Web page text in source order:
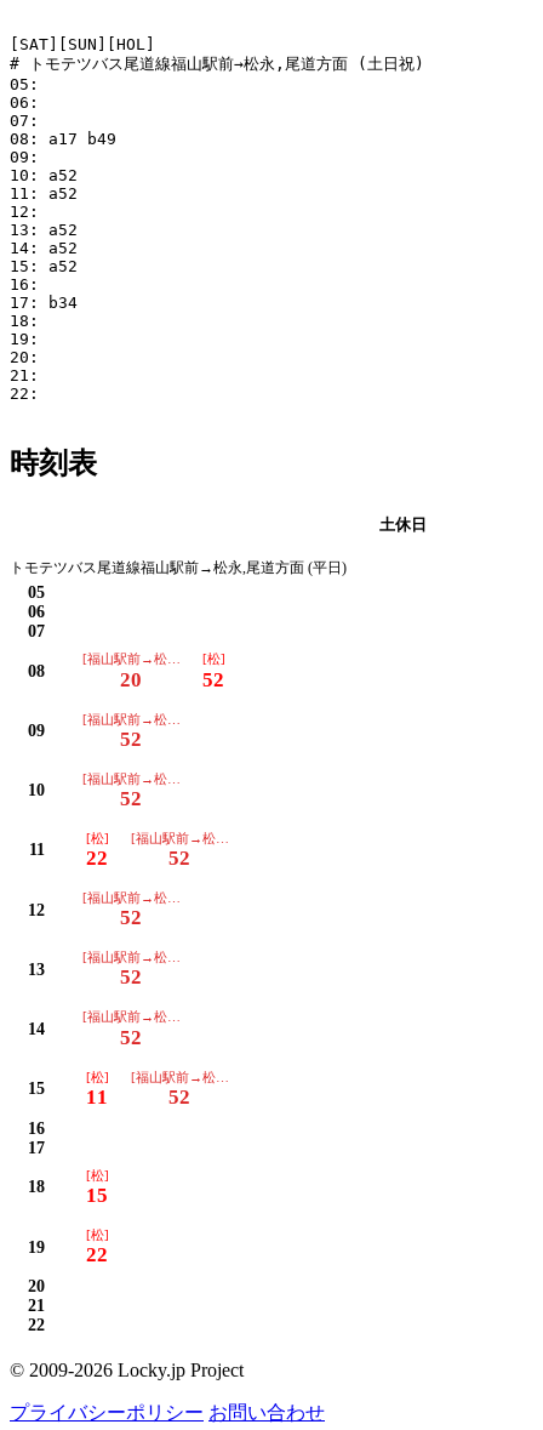
[SAT][SUN][HOL]
# トモテツバス尾道線福山駅前→松永,尾道方面 (土日祝)
05:
06:
07:
08: a17 b49
09:
10: a52
11: a52
12:
13: a52
14: a52
15: a52
16:
17: b34
18:
19:
20:
21:
22:
時刻表
土休日
トモテツバス尾道線福山駅前→松永,尾道方面 (平日)
05
06
07
08
[福山駅前→松永→尾道駅前]
20
[松]
52
09
[福山駅前→松永→尾道駅前]
52
10
[福山駅前→松永→尾道駅前]
52
11
[松]
22
[福山駅前→松永→尾道駅前]
52
12
[福山駅前→松永→尾道駅前]
52
13
[福山駅前→松永→尾道駅前]
52
14
[福山駅前→松永→尾道駅前]
52
15
[松]
11
[福山駅前→松永→尾道駅前]
52
16
17
18
[松]
15
19
[松]
22
20
21
22
© 2009-2026 Locky.jp Project
プライバシーポリシー お問い合わせ